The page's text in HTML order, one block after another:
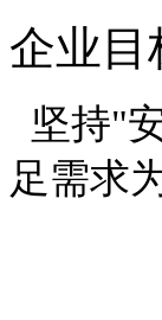
企业目
坚持"
足需求